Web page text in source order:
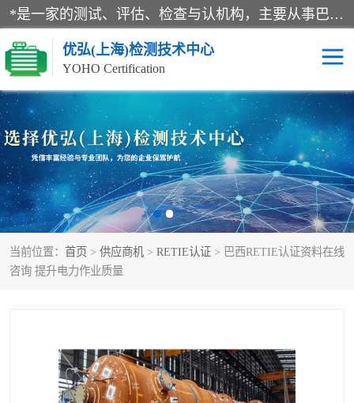
*是一家的测试、评估、检查与认机构，主要从事巴西NR10认证、NR12认证、NR13认证；ANATEL认证、INMTRO认证，欧盟CE认证：MD认证，PED认证，MID认证，ATEX认证，德国蓝色天使认证。
优弘(上海)检测技术中心
YOHO Certification
当前位置： 首页 > 供应商机 > RETIE认证 > 巴西RETIE认证资料在线
咨询 提升电力作业质量
RECYCLASS认证 NR10认证
NR12认证 NR13认证
ART认证 巴西NR认证
巴西认证 RETIE认证